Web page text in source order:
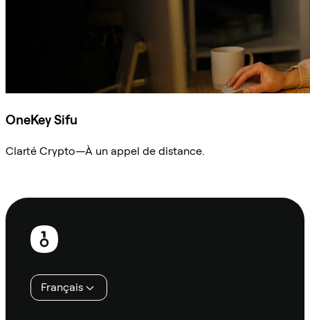
OneKey Sifu
Clarté Crypto—À un appel de distance.
Pied
page
Français